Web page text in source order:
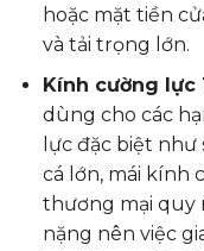
hoặc mặt tiền
và tải trọng lớn.
Kính cường lực
dùng cho các
lực đặc biệt
cá lớn, mái kính
thương mại quy
nặng nên việc